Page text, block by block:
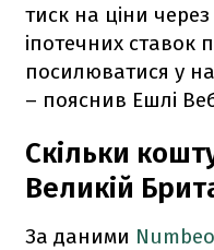
тиск на ціни
іпотечних ставок
посилюватися у
– пояснив Ешлі
Скільки
Великій
За даними Numbeo